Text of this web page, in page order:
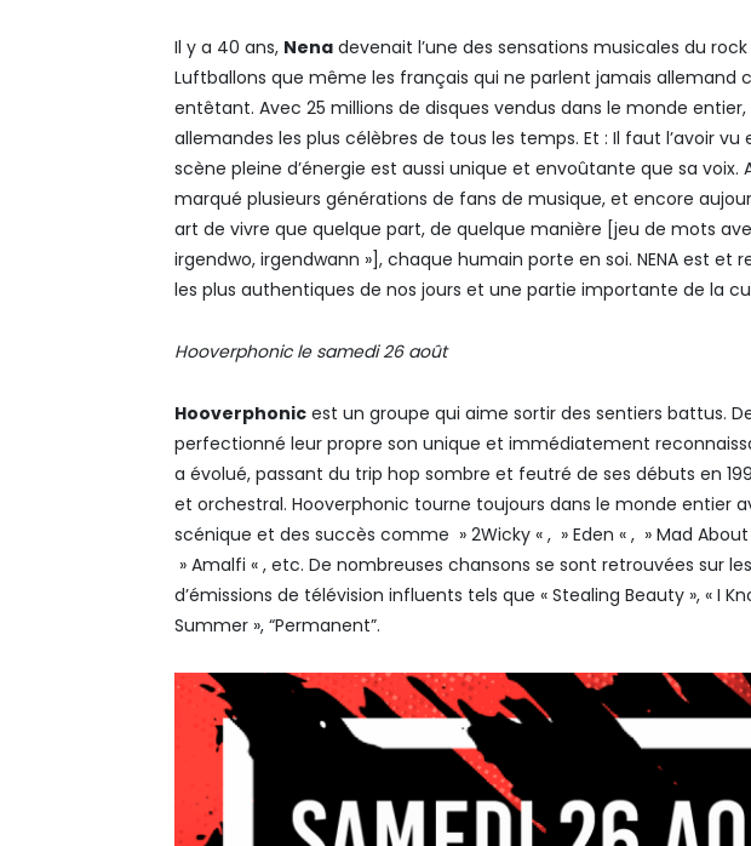
Il y a 40 ans, Nena devenait l’une des sensations musicales du
Luftballons que même les français qui ne parlent jamais allemand
entêtant. Avec 25 millions de disques vendus dans le monde entier,
allemandes les plus célèbres de tous les temps. Et : Il faut l’avoir vu
scène pleine d’énergie est aussi unique et envoûtante que sa voix.
marqué plusieurs générations de fans de musique, et encore
art de vivre que quelque part, de quelque manière [jeu de mots
irgendwo, irgendwann »], chaque humain porte en soi. NENA est et
les plus authentiques de nos jours et une partie importante de la
Hooverphonic le samedi 26 août
Hooverphonic est un groupe qui aime sortir des sentiers battus.
perfectionné leur propre son unique et immédiatement
a évolué, passant du trip hop sombre et feutré de ses débuts en
et orchestral. Hooverphonic tourne toujours dans le monde entier
scénique et des succès comme » 2Wicky « , » Eden « , » Mad About
» Amalfi « , etc. De nombreuses chansons se sont retrouvées sur
d’émissions de télévision influents tels que « Stealing Beauty », « I
Summer », “Permanent”.